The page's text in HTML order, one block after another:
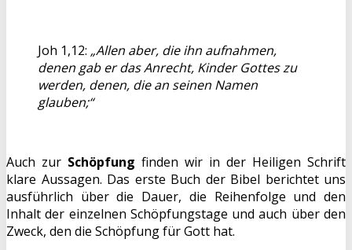
Joh 1,12: „Allen aber, die ihn aufnahmen,
denen gab er das Anrecht, Kinder Gottes zu
werden, denen, die an seinen Namen
glauben;“
Auch zur Schöpfung finden wir in der Heiligen Schrift
klare Aussagen. Das erste Buch der Bibel berichtet uns
ausführlich über die Dauer, die Reihenfolge und den
Inhalt der einzelnen Schöpfungstage und auch über den
Zweck, den die Schöpfung für Gott hat.